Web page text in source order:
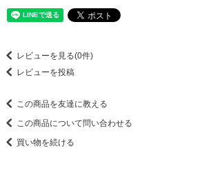
レビューを見る(0件)
レビューを投稿
この商品を友達に教える
この商品について問い合わせる
買い物を続ける